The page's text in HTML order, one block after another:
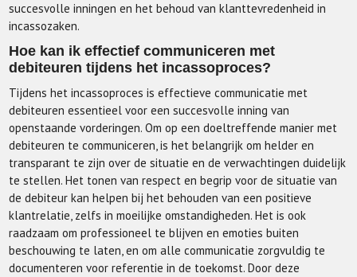
succesvolle inningen en het behoud van klanttevredenheid in
incassozaken.
Hoe kan ik effectief communiceren met
debiteuren tijdens het incassoproces?
Tijdens het incassoproces is effectieve communicatie met
debiteuren essentieel voor een succesvolle inning van
openstaande vorderingen. Om op een doeltreffende manier met
debiteuren te communiceren, is het belangrijk om helder en
transparant te zijn over de situatie en de verwachtingen duidelijk
te stellen. Het tonen van respect en begrip voor de situatie van
de debiteur kan helpen bij het behouden van een positieve
klantrelatie, zelfs in moeilijke omstandigheden. Het is ook
raadzaam om professioneel te blijven en emoties buiten
beschouwing te laten, en om alle communicatie zorgvuldig te
documenteren voor referentie in de toekomst. Door deze